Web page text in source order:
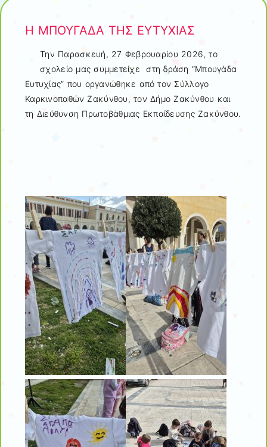
Η ΜΠΟΥΓΑΔΑ ΤΗΣ ΕΥΤΥΧΙΑΣ
Την Παρασκευή, 27 Φεβρουαρίου 2026, το
σχολείο μας συμμετείχε στη δράση “Μπουγάδα
Ευτυχίας” που οργανώθηκε από τον Σύλλογο
Καρκινοπαθών Ζακύνθου, τον Δήμο Ζακύνθου και
τη Διεύθυνση Πρωτοβάθμιας Εκπαίδευσης Ζακύνθου.